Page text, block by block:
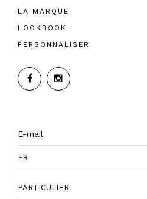
LA MARQUE
LOOKBOOK
PERSONNALISER
FR
PARTICULIER